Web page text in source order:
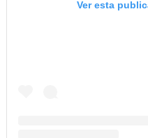
Ver esta